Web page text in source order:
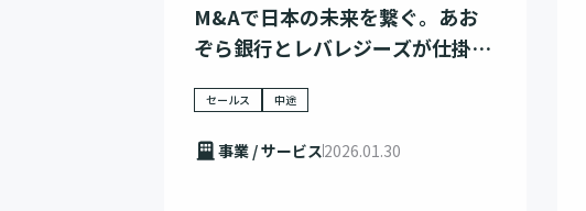
M&Aで日本の未来を繋ぐ。あお
ぞら銀行とレバレジーズが仕掛け
セールス 中途
事業 / サービス2026.01.30